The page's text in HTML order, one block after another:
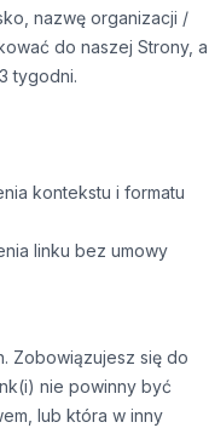
nazwę organizacji /
do naszej Strony, a
tygodni.
kontekstu i formatu
linku bez umowy
Zobowiązujesz się do
nie powinny być
lub która w inny